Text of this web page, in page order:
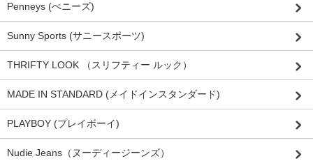
Penneys (ぺニーズ)
Sunny Sports (サニースポーツ)
THRIFTY LOOK （スリフティー ルック）
MADE IN STANDARD (メイドインスタンダード)
PLAYBOY (プレイボーイ)
Nudie Jeans（ヌーディージーンズ）